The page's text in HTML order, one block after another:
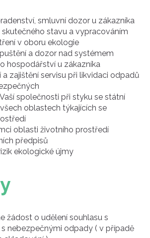
smluvní dozor u zákazníka
skutečného stavu a vypracováním
v oboru ekologie
a dozor nad systémem
hospodářství u zákazníka
a zajištění servisu při likvidaci odpadů
společnosti při styku se státní
oblastech týkajících se
oblasti životního prostředí
předpisů
ekologické újmy
žádost o udělení souhlasu s
nebezpečnými odpady ( v případě